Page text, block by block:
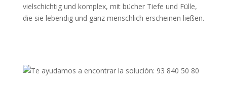
vielschichtig und komplex, mit bücher Tiefe und Fülle,
die sie lebendig und ganz menschlich erscheinen ließen.